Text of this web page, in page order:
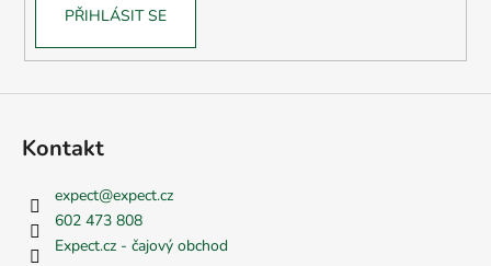
PŘIHLÁSIT SE
Kontakt
expect@expect.cz
602 473 808
Expect.cz - čajový obchod